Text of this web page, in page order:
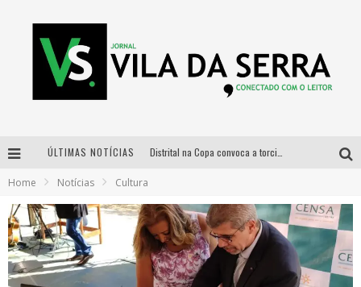
ÚLTIMAS NOTÍCIAS
Cidade Junina se consolida como vitrine estratégica para grandes marcas e se despede com Xand Avião e Mari Fernandez
Designer mineira lança jogo educativo sobre coleta seletiva na maior feira de jogos de tabuleiro da América Latina
Home Notícias Cultura